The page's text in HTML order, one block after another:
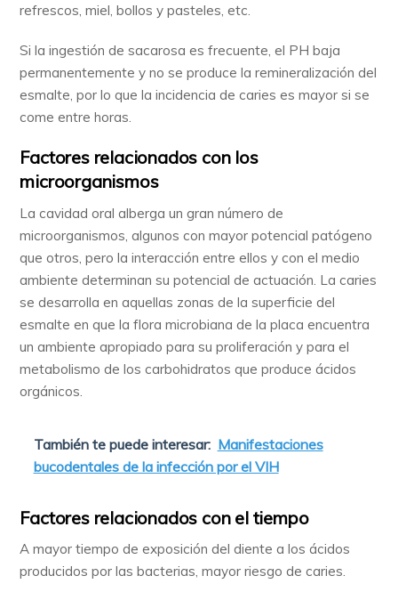
refrescos, miel, bollos y pasteles, etc.
Si la ingestión de sacarosa es frecuente, el PH baja
permanentemente y no se produce la remineralización del
esmalte, por lo que la incidencia de caries es mayor si se
come entre horas.
Factores relacionados con los
microorganismos
La cavidad oral alberga un gran número de
microorganismos, algunos con mayor potencial patógeno
que otros, pero la interacción entre ellos y con el medio
ambiente determinan su potencial de actuación. La caries
se desarrolla en aquellas zonas de la superficie del
esmalte en que la flora microbiana de la placa encuentra
un ambiente apropiado para su proliferación y para el
metabolismo de los carbohidratos que produce ácidos
orgánicos.
También te puede interesar: Manifestaciones
bucodentales de la infección por el VIH
Factores relacionados con el tiempo
A mayor tiempo de exposición del diente a los ácidos
producidos por las bacterias, mayor riesgo de caries.